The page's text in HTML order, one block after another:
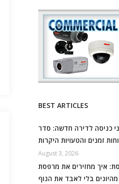
BEST ARTICLES
כניסה לדירה חדשה: סדר
זמנים והטעויות היקרות
August 3, 2026
איך מחזירים את מרפסת
בלי לאבד את הנוף